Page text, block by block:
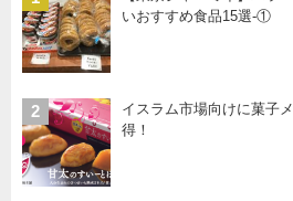
いおすすめ食品15選-①
2
イスラム市場向けに菓子
得！